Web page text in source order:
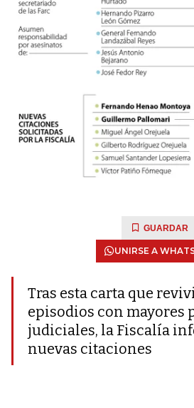
GUARDAR
UNIRSE A
Tras esta carta que
episodios con mayores
judiciales, la Fiscalía
nuevas citaciones